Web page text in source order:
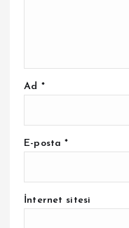
Ad *
E-posta*
İnternet sitesi